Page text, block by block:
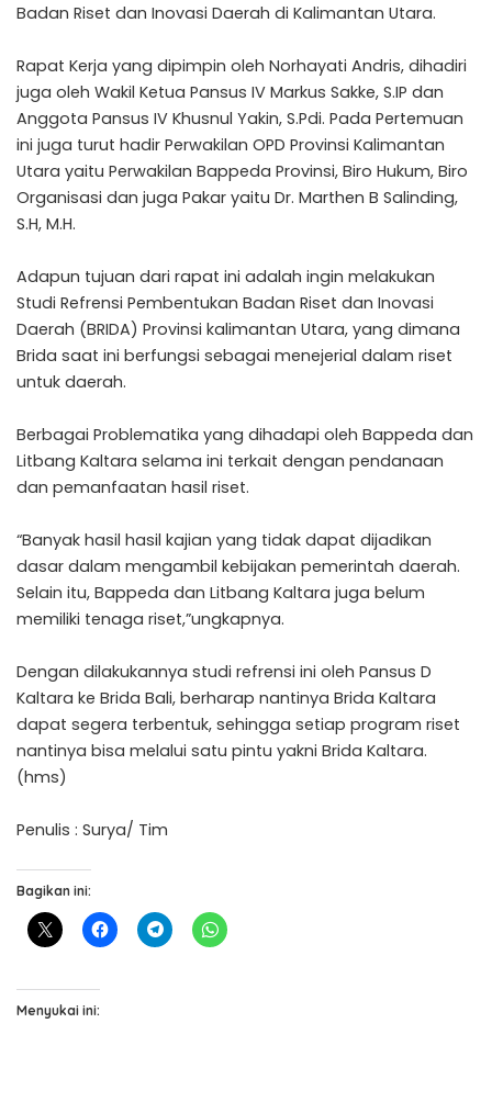
Badan Riset dan Inovasi Daerah di Kalimantan Utara.
Rapat Kerja yang dipimpin oleh Norhayati Andris, dihadiri
juga oleh Wakil Ketua Pansus IV Markus Sakke, S.IP dan
Anggota Pansus IV Khusnul Yakin, S.Pdi. Pada Pertemuan
ini juga turut hadir Perwakilan OPD Provinsi Kalimantan
Utara yaitu Perwakilan Bappeda Provinsi, Biro Hukum, Biro
Organisasi dan juga Pakar yaitu Dr. Marthen B Salinding,
S.H, M.H.
Adapun tujuan dari rapat ini adalah ingin melakukan
Studi Refrensi Pembentukan Badan Riset dan Inovasi
Daerah (BRIDA) Provinsi kalimantan Utara, yang dimana
Brida saat ini berfungsi sebagai menejerial dalam riset
untuk daerah.
Berbagai Problematika yang dihadapi oleh Bappeda dan
Litbang Kaltara selama ini terkait dengan pendanaan
dan pemanfaatan hasil riset.
“Banyak hasil hasil kajian yang tidak dapat dijadikan
dasar dalam mengambil kebijakan pemerintah daerah.
Selain itu, Bappeda dan Litbang Kaltara juga belum
memiliki tenaga riset,”ungkapnya.
Dengan dilakukannya studi refrensi ini oleh Pansus D
Kaltara ke Brida Bali, berharap nantinya Brida Kaltara
dapat segera terbentuk, sehingga setiap program riset
nantinya bisa melalui satu pintu yakni Brida Kaltara.
(hms)
Penulis : Surya/ Tim
Bagikan ini:
Menyukai ini: